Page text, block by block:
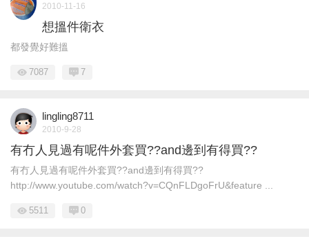
2010-11-16
想搵件衛衣
都發覺好難搵
7087 7
lingling8711
2010-9-28
有冇人見過有呢件外套買??and邊到有得買??
有冇人見過有呢件外套買??and邊到有得買??
http://www.youtube.com/watch?v=CQnFLDgoFrU&feature ...
5511 0